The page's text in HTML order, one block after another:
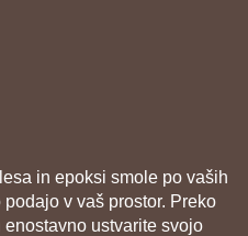
in epoksi smole po vaših
v vaš prostor. Preko
ustvarite svojo